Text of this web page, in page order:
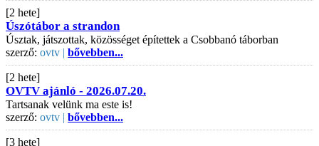
[2 hete]
Úszótábor a strandon
Úsztak, játszottak, közösséget építettek a Csobbanó táborban
szerző: ovtv | bővebben...
[2 hete]
OVTV ajánló - 2026.07.20.
Tartsanak velünk ma este is!
szerző: ovtv | bővebben...
[3 hete]